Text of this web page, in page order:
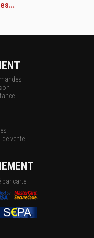
vente
par carte